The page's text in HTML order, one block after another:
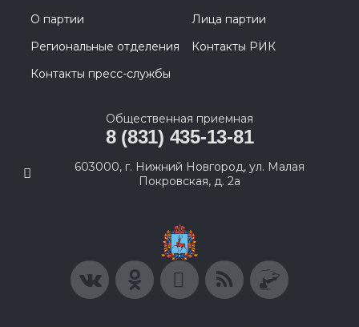
О партии
Лица партии
Региональные отделения
Контакты РИК
Контакты пресс-службы
Общественная приемная
8 (831) 435-13-81
603000, г. Нижний Новгород, ул. Малая
Покровская, д. 2а